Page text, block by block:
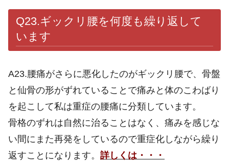
Q23.ギックリ腰を何度も繰り返して
います
A23.腰痛がさらに悪化したのがギックリ腰で、骨盤
と仙骨の形がずれていることで痛みと体のこわばり
を起こして私は重症の腰痛に分類しています。
骨格のずれは自然に治ることはなく、痛みを感じな
い間にまた再発をしているので重症化しながら繰り
返すことになります。 詳しくは・・・